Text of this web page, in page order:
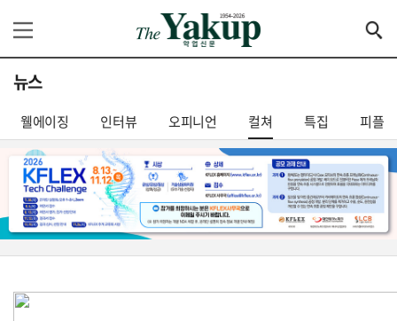
뉴스
웰에이징 인터뷰 오피니언 컬쳐 특집 피플